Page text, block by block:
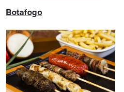
Botafogo